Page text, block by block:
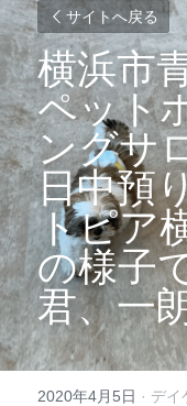
サイトへ戻る
横浜市
ペット
ングサ
日中預
トピア
の様子
君、一
2020年4月5日 · デイ